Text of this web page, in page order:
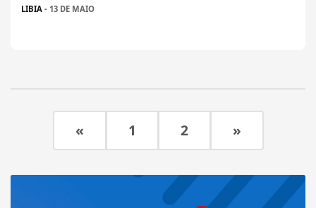
LIBIA - 13 DE MAIO
« 1 2 »